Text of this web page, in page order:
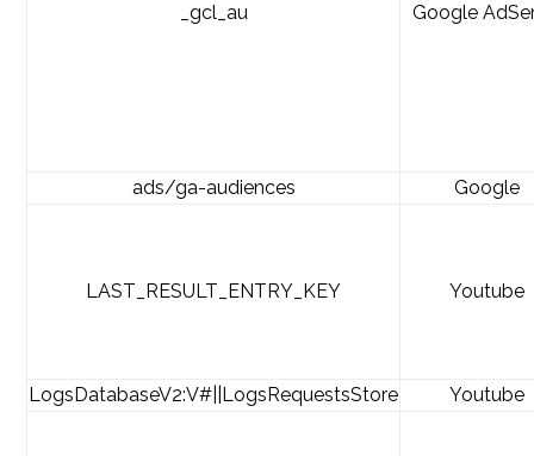
_gcl_au Google
ads/ga-audiences Google
LAST_RESULT_ENTRY_KEY Youtube
LogsDatabaseV2:V#||LogsRequestsStore Youtube